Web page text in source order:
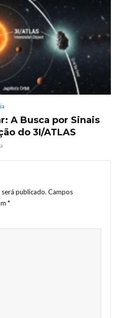
A Busca por Sinais
do 3I/ATLAS
publicado. Campos
*